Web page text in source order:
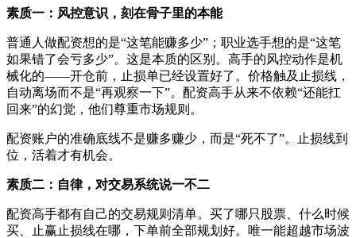
素质一：风控意识，刻在骨子里的本能
普通人做配资想的是“这笔能赚多少”；职业选手想的是“这笔
如果错了会亏多少”。这是本质的区别。高手的风控动作是机
械化的——开仓前，止损单已经设置好了。价格触及止损线，
自动离场而不是“再观察一下”。配资高手从来不依赖“还能扛
回来”的幻觉，他们尊重市场规则。
配资账户的准确底线不是赚多赚少，而是“死不了”。止损线到
位，活着才有机会。
素质二：自律，对交易系统说一不二
配资高手都有自己的交易规则清单。买了哪只股票、什么时候
买、止赢止损线在哪，下单前全部规划好。唯一能超越市场波